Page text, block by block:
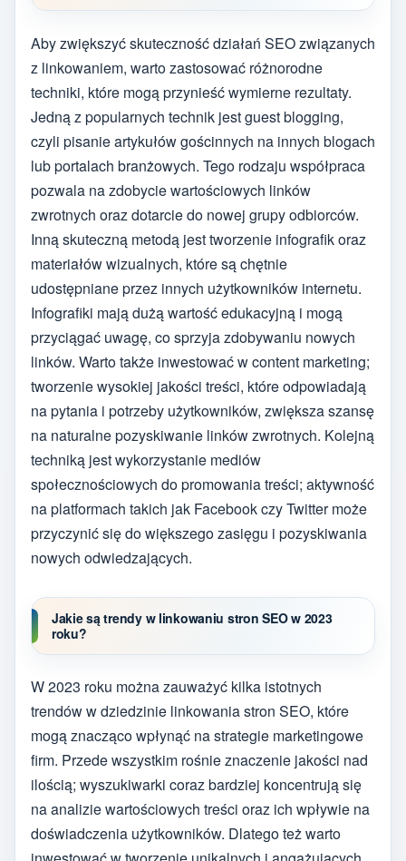
Aby zwiększyć skuteczność działań SEO związanych
z linkowaniem, warto zastosować różnorodne
techniki, które mogą przynieść wymierne rezultaty.
Jedną z popularnych technik jest guest blogging,
czyli pisanie artykułów gościnnych na innych blogach
lub portalach branżowych. Tego rodzaju współpraca
pozwala na zdobycie wartościowych linków
zwrotnych oraz dotarcie do nowej grupy odbiorców.
Inną skuteczną metodą jest tworzenie infografik oraz
materiałów wizualnych, które są chętnie
udostępniane przez innych użytkowników internetu.
Infografiki mają dużą wartość edukacyjną i mogą
przyciągać uwagę, co sprzyja zdobywaniu nowych
linków. Warto także inwestować w content marketing;
tworzenie wysokiej jakości treści, które odpowiadają
na pytania i potrzeby użytkowników, zwiększa szansę
na naturalne pozyskiwanie linków zwrotnych. Kolejną
techniką jest wykorzystanie mediów
społecznościowych do promowania treści; aktywność
na platformach takich jak Facebook czy Twitter może
przyczynić się do większego zasięgu i pozyskiwania
nowych odwiedzających.
Jakie są trendy w linkowaniu stron SEO w 2023
roku?
W 2023 roku można zauważyć kilka istotnych
trendów w dziedzinie linkowania stron SEO, które
mogą znacząco wpłynąć na strategie marketingowe
firm. Przede wszystkim rośnie znaczenie jakości nad
ilością; wyszukiwarki coraz bardziej koncentrują się
na analizie wartościowych treści oraz ich wpływie na
doświadczenia użytkowników. Dlatego też warto